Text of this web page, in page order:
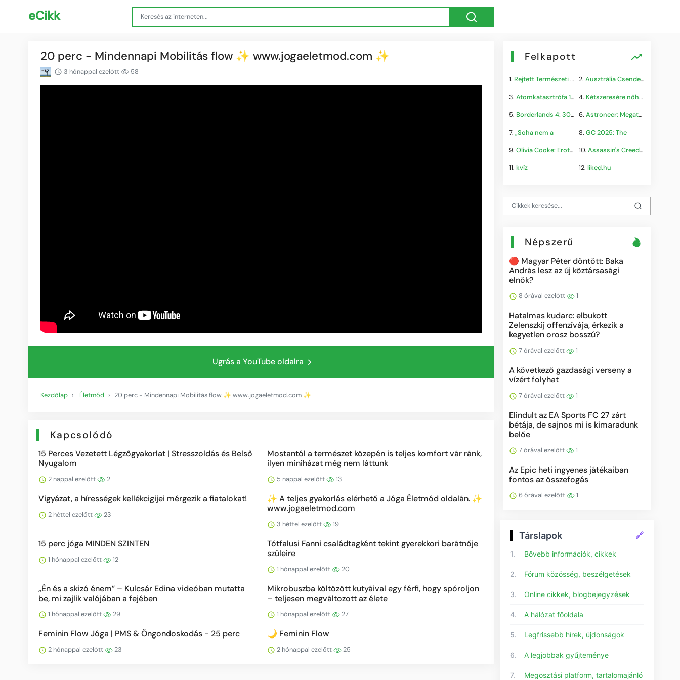
eCikk
20 perc - Mindennapi Mobilitás flow ✨ www.jogaeletmod.com ✨
3 hónappal ezelőtt 58
Ugrás a YouTube oldalra
Kezdőlap Életmód 20 perc - Mindennapi Mobilitás flow ✨ www.jogaeletmod.com ✨
Kapcsolódó
15 Perces Vezetett Légzőgyakorlat | Stresszoldás és Belső
Nyugalom
2 nappal ezelőtt 2
Mostantól a természet közepén is teljes komfort vár ránk,
ilyen miniházat még nem láttunk
5 nappal ezelőtt 13
Vigyázat, a hírességek kellékcigijei mérgezik a fiatalokat!
2 héttel ezelőtt 23
✨ A teljes gyakorlás elérhető a Jóga Életmód oldalán. ✨
www.jogaeletmod.com
3 héttel ezelőtt 19
15 perc jóga MINDEN SZINTEN
1 hónappal ezelőtt 12
Tótfalusi Fanni családtagként tekint gyerekkori barátnője
szüleire
1 hónappal ezelőtt 20
„Én és a skizó énem” – Kulcsár Edina videóban mutatta
be, mi zajlik valójában a fejében
1 hónappal ezelőtt 29
Mikrobuszba költözött kutyáival egy férfi, hogy spóroljon
– teljesen megváltozott az élete
1 hónappal ezelőtt 27
Feminin Flow Jóga | PMS & Öngondoskodás - 25 perc
2 hónappal ezelőtt 23
🌙 Feminin Flow
2 hónappal ezelőtt 25
Felkapott
1. Rejtett Természeti Csoda 2. Ausztrália Csendes Összeomlása
3.Atomkatasztrófa 1985: A 4. Kétszeresére nőhet a
5. Borderlands 4: 300.000+ 6. Astroneer: Megatech DLC
7.„Soha nem a 8. GC 2025: The
9.Olivia Cooke: Erotikus 10. Assassin's Creed Shadows
11.kvíz 12. liked.hu
Népszerű
🔴 Magyar Péter döntött: Baka
András lesz az új köztársasági
elnök?
8 órával ezelőtt 1
Hatalmas kudarc: elbukott
Zelenszkij offenzívája, érkezik a
kegyetlen orosz bosszú?
7 órával ezelőtt 1
A következő gazdasági verseny a
vízért folyhat
7 órával ezelőtt 1
Elindult az EA Sports FC 27 zárt
bétája, de sajnos mi is kimaradunk
belőe
7 órával ezelőtt 1
Az Epic heti ingyenes játékaiban
fontos az összefogás
6 órával ezelőtt 1
Társlapok 🔗
1. Bővebb információk, cikkek
2. Fórum közösség, beszélgetések
3. Online cikkek, blogbejegyzések
4. A hálózat főoldala
5. Legfrissebb hírek, újdonságok
6. A legjobbak gyűjteménye
7. Megosztási platform, tartalomajánló